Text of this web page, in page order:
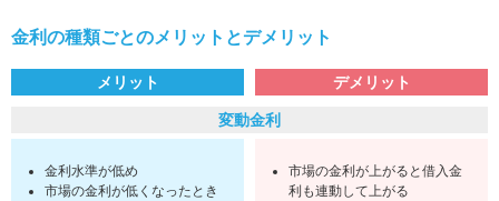
金利の種類ごとのメリットとデメリット
メリット デメリット
変動金利
金利水準が低め
市場の金利が低くなったとき
市場の金利が上がると借入金
利も連動して上がる